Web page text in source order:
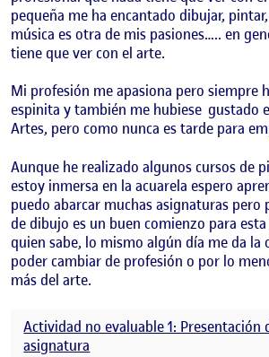
pequeña me ha encantado dibujar,
música es otra de mis pasiones….. en
tiene que ver con el arte.
Mi profesión me apasiona pero siempre
espinita y también me hubiese gustado
Artes, pero como nunca es tarde para
Aunque he realizado algunos cursos de
estoy inmersa en la acuarela espero
puedo abarcar muchas asignaturas pero
de dibujo es un buen comienzo para
quien sabe, lo mismo algún día me da
poder cambiar de profesión o por lo
más del arte.
Actividad no evaluable 1: Presentación
asignatura